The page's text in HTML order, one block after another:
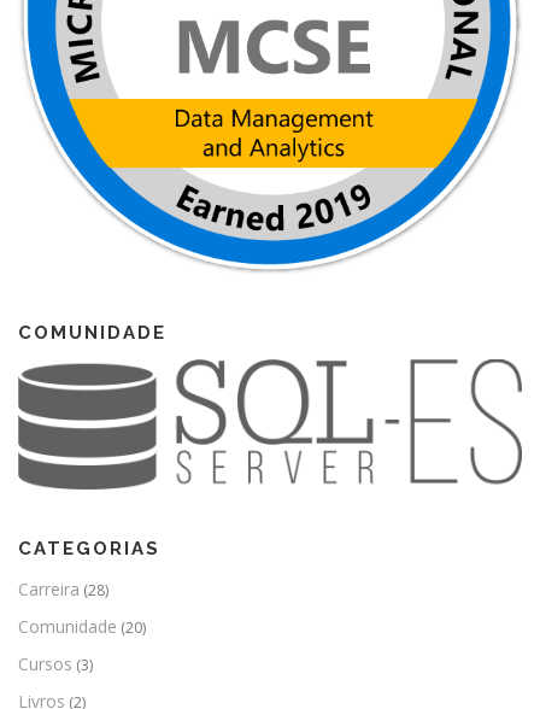
COMUNIDADE
CATEGORIAS
Carreira (28)
Comunidade (20)
Cursos (3)
Livros (2)